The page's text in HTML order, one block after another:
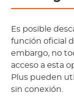
Es posible
función oficial
embargo, no
acceso a esta
Plus pueden
sin conexión.